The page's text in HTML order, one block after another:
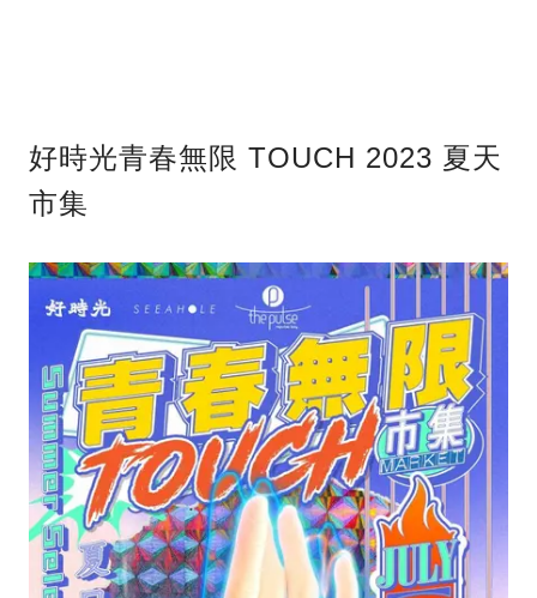
好時光青春無限 TOUCH 2023 夏天
市集